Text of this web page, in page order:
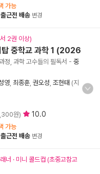
가능
출근전 배송 변경
2권 이상)
중학교 과학 1 (2026
, 과학 고수들의 필독서 - 중
영 최종훈 권오성 조현태 (지
원) 10.0
가능
출근전 배송 변경
너 · 미니 콜드컵 (초중고참고